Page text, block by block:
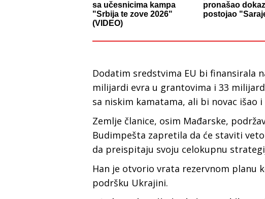
sa učesnicima kampa
"Srbija te zove 2026"
(VIDEO)
pronašao
postojao
Dodatim sredstvima EU bi finansirala
milijardi evra u grantovima i 33
sa niskim kamatama, ali bi novac išao
Zemlje članice, osim Mađarske,
Budimpešta zapretila da će staviti
da preispitaju svoju celokupnu
Han je otvorio vrata rezervnom planu
podršku Ukrajini.